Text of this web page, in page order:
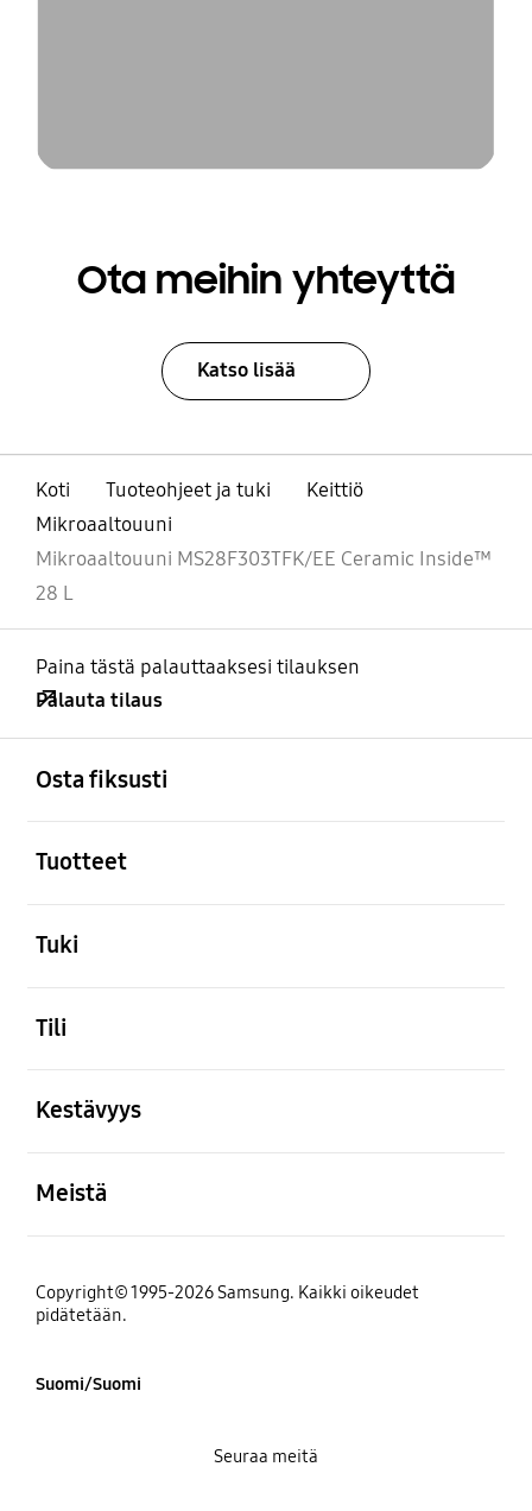
Ota meihin yhteyttä
Katso lisää
Koti Tuoteohjeet ja tuki
Keittiö
Mikroaaltouuni
Mikroaaltouuni MS28F303TFK/EE Ceramic Inside™
28 L
Paina tästä palauttaaksesi tilauksen
Palauta tilaus
Osta fiksusti
Tuotteet
Tuki
Tili
Kestävyys
Meistä
Copyright© 1995-2026 Samsung. Kaikki oikeudet
pidätetään.
Suomi/Suomi
Seuraa meitä